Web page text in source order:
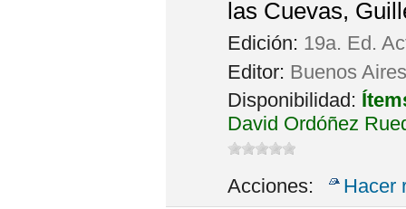
las Cuevas,
Edición: 19a. Ed.
Editor: Buenos
Disponibilidad:
David Ordóñez
Acciones: Hacer